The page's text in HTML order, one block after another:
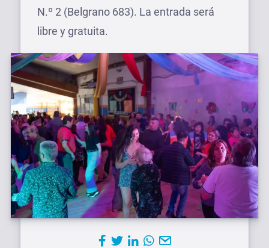
N.º 2 (Belgrano 683). La entrada será
libre y gratuita.